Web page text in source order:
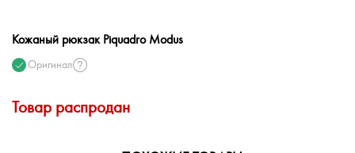
Кожаный рюкзак Piquadro Modus
Оригинал
Товар распродан